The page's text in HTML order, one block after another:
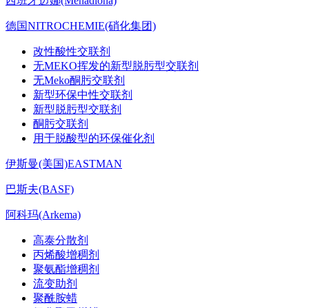
德国NITROCHEMIE(硝化集团)
改性酸性交联剂
无MEKO挥发的新型脱肟型交联剂
无Meko酮肟交联剂
新型环保中性交联剂
新型脱肟型交联剂
酮肟交联剂
用于脱酸型的环保催化剂
伊斯曼(美国)EASTMAN
巴斯夫(BASF)
阿科玛(Arkema)
高泰分散剂
丙烯酸增稠剂
聚氨酯增稠剂
流变助剂
聚酰胺蜡